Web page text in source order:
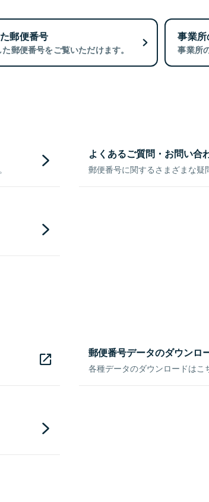
郵便番号
郵便番号をご覧いただけます。
事業
事業所
よくあるご質問・お問い合
郵便番号に関するさまざまな疑
郵便番号データのダウンロ
各種データのダウンロードはこ